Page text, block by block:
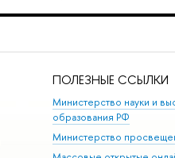
ПОЛЕЗНЫЕ ССЫЛКИ
Министерство науки и
образования РФ
Министерство